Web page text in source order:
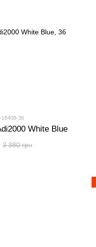
16408-36
White Blue
3 380 грн